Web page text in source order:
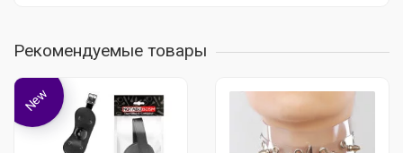
Рекомендуемые товары
New